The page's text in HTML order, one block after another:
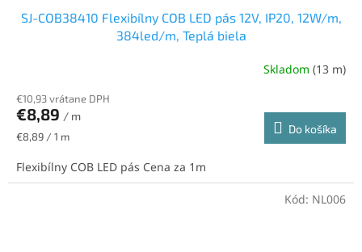
SJ-COB38410 Flexibílny COB LED pás 12V, IP20, 12W/m,
384led/m, Teplá biela
Skladom (13 m)
€10,93 vrátane DPH
€8,89 / m
Jednotková
€8,89 / 1 m
Do košíka
Flexibílny COB LED pás Cena za 1m
Kód: NL006